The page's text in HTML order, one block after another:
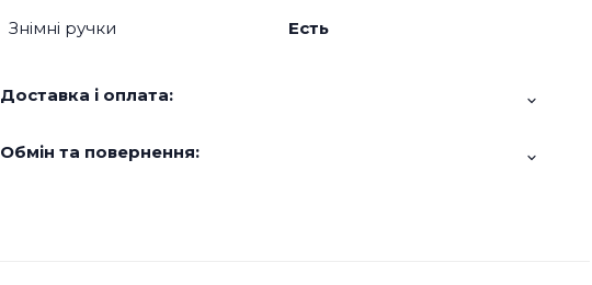
Знімні ручки
Есть
Доставка і оплата:
Обмін та повернення: